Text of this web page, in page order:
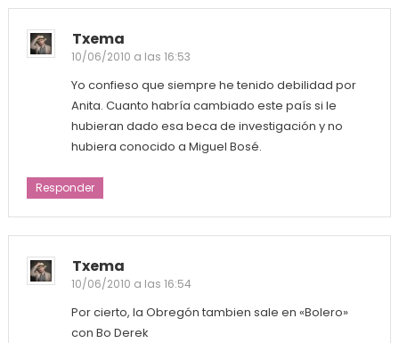
Txema
10/06/2010 a las 16:53
Yo confieso que siempre he tenido debilidad por
Anita. Cuanto habría cambiado este país si le
hubieran dado esa beca de investigación y no
hubiera conocido a Miguel Bosé.
Responder
Txema
10/06/2010 a las 16:54
Por cierto, la Obregón tambien sale en «Bolero»
con Bo Derek